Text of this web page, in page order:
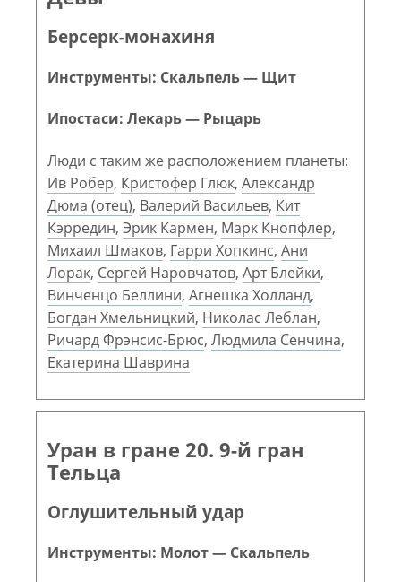
Берсерк-монахиня
Инструменты: Скальпель — Щит
Ипостаси: Лекарь — Рыцарь
Люди с таким же расположением планеты:
Ив Робер, Кристофер Глюк, Александр
Дюма (отец), Валерий Васильев, Кит
Кэрредин, Эрик Кармен, Марк Кнопфлер,
Михаил Шмаков, Гарри Хопкинс, Ани
Лорак, Сергей Наровчатов, Арт Блейки,
Винченцо Беллини, Агнешка Холланд,
Богдан Хмельницкий, Николас Леблан,
Ричард Фрэнсис-Брюс, Людмила Сенчина,
Екатерина Шаврина
Уран в гране 20. 9-й гран
Тельца
Оглушительный удар
Инструменты: Молот — Скальпель